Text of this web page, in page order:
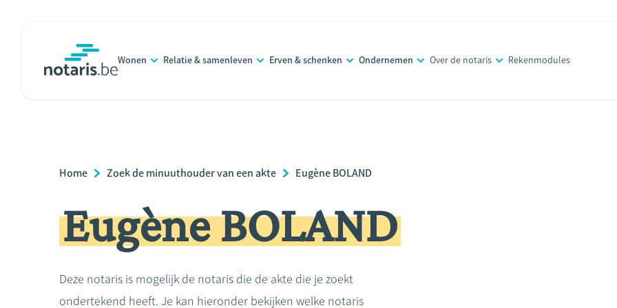
Wonen Relatie & samenleven Erven & schenken Ondernemen Over de notaris Rekenmodules
Breadcrumb
Home Zoek de minuuthouder van een akte Eugène BOLAND
Eugène BOLAND
Deze notaris is mogelijk de notaris die de akte die je zoekt
ondertekend heeft. Je kan hieronder bekijken welke notaris